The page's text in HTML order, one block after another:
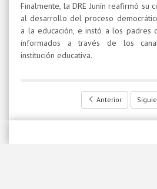
Finalmente, la DRE Junín reafirmó su
al desarrollo del proceso
a la educación, e instó a los padres
informados a través de los
institución educativa.
Anterior